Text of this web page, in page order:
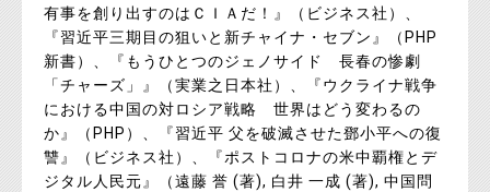
有事を創り出すのはＣＩＡだ！』（ビジネス社）、
『習近平三期目の狙いと新チャイナ・セブン』（PHP
新書）、『もうひとつのジェノサイド 長春の惨劇
「チャーズ」』（実業之日本社）、『ウクライナ戦争
における中国の対ロシア戦略 世界はどう変わるの
か』（PHP）、『習近平 父を破滅させた鄧小平への復
讐』（ビジネス社）、『ポストコロナの米中覇権とデ
ジタル人民元』（遠藤 誉 (著), 白井 一成 (著), 中国問